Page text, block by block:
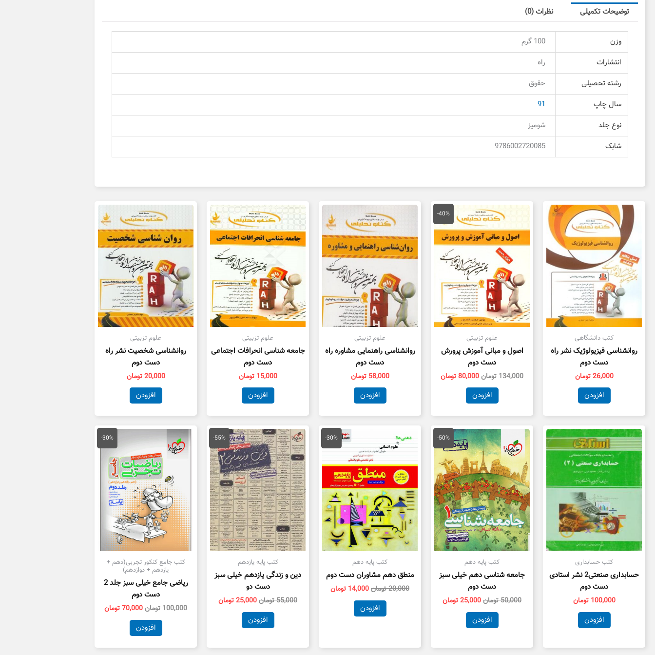
توضیحات تکمیلی نظرات (0)
وزن
100 گرم
انتشارات
راه
رشته تحصیلی
حقوق
سال چاپ
91
نوع جلد
شومیز
شابک
9786002720085
کتب دانشگاهی
روانشناسی فیزیولوژیک نشر راه
دست دوم
26,000 تومان
افزودن
-40%
علوم تزبیتی
اصول و مبانی آموزش پرورش
دست دوم
134,000تومان
قیمت
اصلی
134,000 تومان
بود.
80,000تومان
قیمت
فعلی
است.
افزودن
علوم تزبیتی
روانشناسی راهنمایی مشاوره راه
دست دوم
58,000 تومان
افزودن
علوم تزبیتی
جامعه شناسی انحرافات اجتماعی
دست دوم
15,000 تومان
افزودن
علوم تزبیتی
روانشناسی شخصیت نشر راه
دست دوم
20,000 تومان
افزودن
کتب حسابداری
حسابداری صنعتی2 نشر استادی
دست دوم
100,000 تومان
افزودن
-50%
کتب پایه دهم
جامعه شناسی دهم خیلی سبز
دست دوم
50,000تومان
قیمت
اصلی
50,000 تومان
بود.
25,000تومان
قیمت
فعلی
25,000 تومان
افزودن
-30%
کتب پایه دهم
منطق دهم مشاوران دست دوم
20,000تومان
اصلی
20,000 تومان
بود.
14,000 تومان
قیمت
فعلی
14,000 تومان
است.
افزودن
-55%
کتب پایه یازدهم
دین و زندگی یازدهم خیلی سبز
دست دو
55,000تومان
قیمت
اصلی
55,000 تومان
بود.
25,000تومان
قیمت
فعلی
25,000 تومان
است.
افزودن
-30%
کتب جامع کنکور تجربی(دهم +
یازدهم + دوازدهم)
ریاضی جامع خیلی سبز جلد 2
دست دوم
100,000تومان
قیمت
100,000 تومان
بود.
70,000تومان
قیمت
فعلی
افزودن